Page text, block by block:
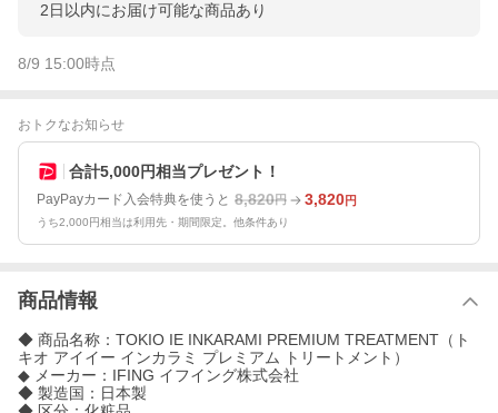
2日以内にお届け可能な商品あり
8/9 15:00時点
おトクなお知らせ
合計5,000円相当プレゼント！
PayPayカード入会特典を使うと 8,820円 3,820円
うち2,000円相当は利用先・期間限定。他条件あり
商品情報
◆ 商品名称：TOKIO IE INKARAMI PREMIUM TREATMENT（ト
キオ アイイー インカラミ プレミアム トリートメント）
◆ メーカー：IFING イフイング株式会社
◆ 製造国：日本製